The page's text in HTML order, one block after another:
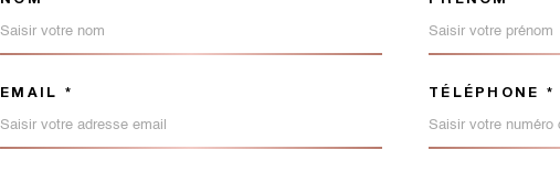
TRAD_MELTEM_VOSCOORDONNEES
EMAIL * TÉLÉPHONE *